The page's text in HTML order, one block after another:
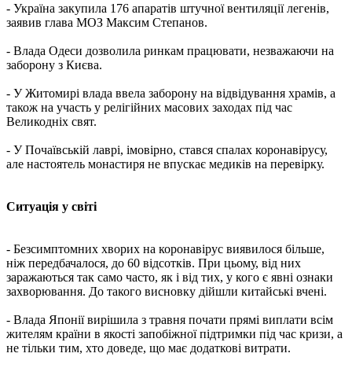
- Україна закупила 176 апаратів штучної вентиляції легенів,
заявив глава МОЗ Максим Степанов.
- Влада Одеси дозволила ринкам працювати, незважаючи на
заборону з Києва.
- У Житомирі влада ввела заборону на відвідування храмів, а
також на участь у релігійних масових заходах під час
Великодніх свят.
- У Почаївській лаврі, імовірно, стався спалах коронавірусу,
але настоятель монастиря не впускає медиків на перевірку.
Ситуація у світі
- Безсимптомних хворих на коронавірус виявилося більше,
ніж передбачалося, до 60 відсотків. При цьому, від них
заражаються так само часто, як і від тих, у кого є явні ознаки
захворювання. До такого висновку дійшли китайські вчені.
- Влада Японії вирішила з травня почати прямі виплати всім
жителям країни в якості запобіжної підтримки під час кризи, а
не тільки тим, хто доведе, що має додаткові витрати.